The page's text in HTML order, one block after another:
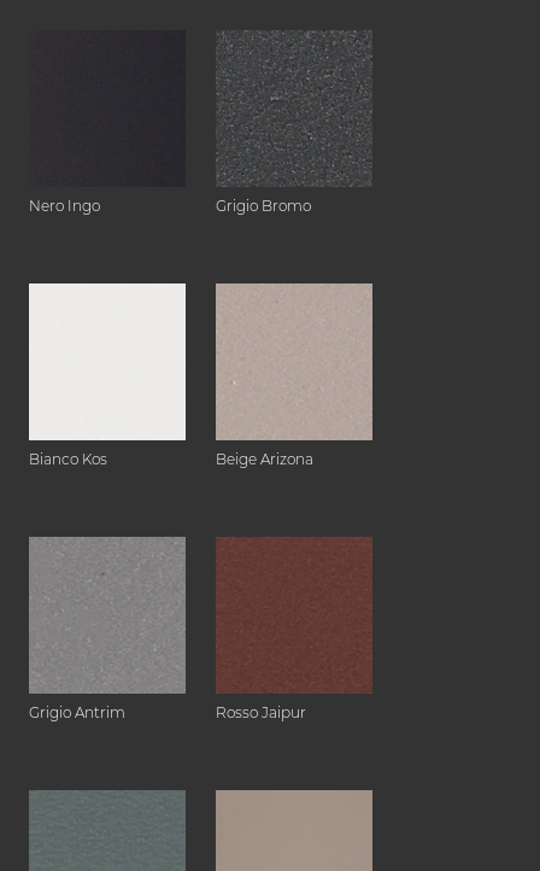
Nero Ingo Grigio Bromo
Bianco Kos Beige Arizona
Grigio Antrim Rosso Jaipur